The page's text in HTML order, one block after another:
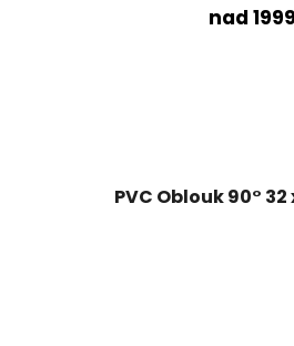
nad
PVC Oblouk 90°